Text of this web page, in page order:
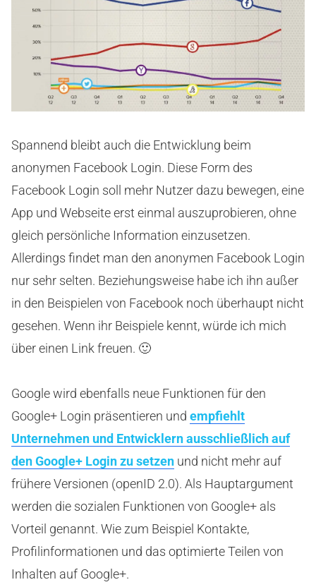
Spannend bleibt auch die Entwicklung beim
anonymen Facebook Login. Diese Form des
Facebook Login soll mehr Nutzer dazu bewegen, eine
App und Webseite erst einmal auszuprobieren, ohne
gleich persönliche Information einzusetzen.
Allerdings findet man den anonymen Facebook Login
nur sehr selten. Beziehungsweise habe ich ihn außer
in den Beispielen von Facebook noch überhaupt nicht
gesehen. Wenn ihr Beispiele kennt, würde ich mich
über einen Link freuen. 🙂
Google wird ebenfalls neue Funktionen für den
Google+ Login präsentieren und empfiehlt
Unternehmen und Entwicklern ausschließlich auf
den Google+ Login zu setzen und nicht mehr auf
frühere Versionen (openID 2.0). Als Hauptargument
werden die sozialen Funktionen von Google+ als
Vorteil genannt. Wie zum Beispiel Kontakte,
Profilinformationen und das optimierte Teilen von
Inhalten auf Google+.